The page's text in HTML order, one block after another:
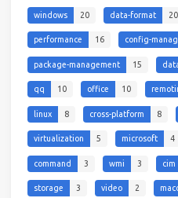
windows 20 data-format 20
performance 16 config-
package-management 15
qq 10 office 10
linux 8 cross-platform 8
virtualization 5 microsoft 4
command 3 wmi 3 cim
storage 3 video 2